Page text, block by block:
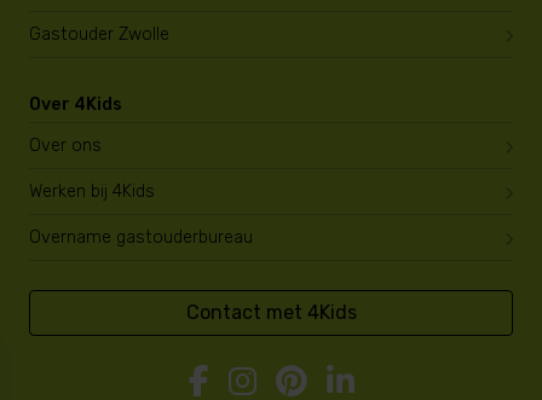
Gastouder Zwolle
Over 4Kids
Over ons
Werken bij 4Kids
Overname gastouderbureau
Contact met 4Kids